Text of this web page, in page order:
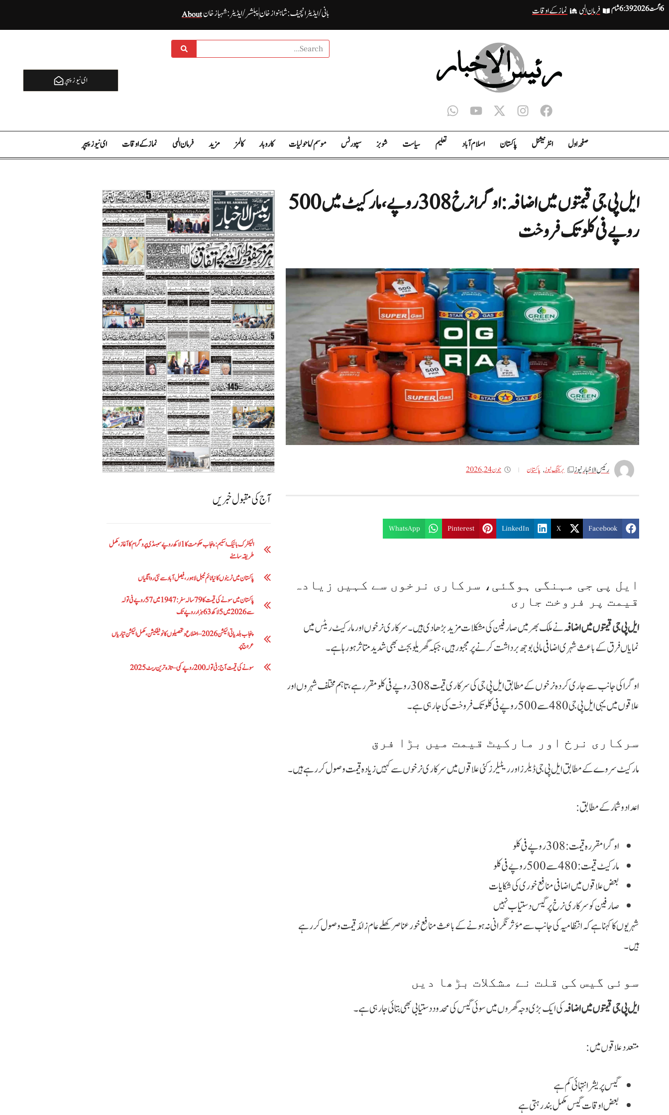
6 اگست 2026 6:39 شام فرمان الہی نماز کے اوقات بانی / ایڈیٹرانچیف : شاہنواز خانپبلشر/ ایڈیٹر : شہباز خانAbout
ای نيوز پیپر
صفحہ اول انٹر نیشنل پاکستان اسلام آباد تعلیم سیاست شوبز سپورٹس موسم / ما حولیات کاروبار کالمز مزید فرمان الہی نماز کے اوقات ای نيوز پیپر
ایل پی جی قیمتوں میں اضافہ: اوگرا نرخ 308 روپے، مارکیٹ میں 500
روپے فی کلو تک فروخت
رئیس الاخبار نیوز بریکنگ نیوز, پاکستان جون 24, 2026
Facebook
X
LinkedIn
Pinterest
WhatsApp
ایل پی جی مہنگی ہوگئی، سرکاری نرخوں سے کہیں زیادہ
قیمت پر فروخت جاری
ایل پی جی قیمتوں میں اضافہنے ملک بھر میں صارفین کی مشکلات مزید بڑھا دی ہیں۔ سرکاری نرخوں اور مارکیٹ ریٹس میں
نمایاں فرق کے باعث شہری اضافی مالی بوجھ برداشت کرنے پر مجبور ہیں، جبکہ گھریلو بجٹ بھی شدید متاثر ہو رہا ہے۔
اوگرا کی جانب سے جاری کردہ نرخوں کے مطابق ایل پی جی کی سرکاری قیمت 308 روپے فی کلو مقرر ہے، تاہم مختلف شہروں اور
علاقوں میں یہی ایل پی جی 480 سے 500 روپے فی کلو تک فروخت کی جا رہی ہے۔
سرکاری نرخ اور مارکیٹ قیمت میں بڑا فرق
مارکیٹ سروے کے مطابق ایل پی جی ڈیلرز اور ریٹیلرز کئی علاقوں میں سرکاری نرخوں سے کہیں زیادہ قیمت وصول کر رہے ہیں۔
اعداد و شمار کے مطابق:
اوگرا مقررہ قیمت: 308 روپے فی کلو
مارکیٹ قیمت: 480 سے 500 روپے فی کلو
بعض علاقوں میں اضافی منافع خوری کی شکایات
صارفین کو سرکاری نرخ پر گیس دستیاب نہیں
شہریوں کا کہنا ہے کہ انتظامیہ کی جانب سے مؤثر نگرانی نہ ہونے کے باعث منافع خور عناصر کھلے عام زائد قیمت وصول کر رہے
ہیں۔
سوئی گیس کی قلت نے مشکلات بڑھا دیں
ایل پی جی قیمتوں میں اضافہکی ایک بڑی وجہ گھروں میں سوئی گیس کی محدود دستیابی بھی بتائی جا رہی ہے۔
متعدد علاقوں میں:
گیس پریشر انتہائی کم ہے
بعض اوقات گیس مکمل بند رہتی ہے
آج کی مقبول خبریں
الیکٹرک بائیک اسکیم: پنجاب حکومت کا1 لاکھ روپے سبسڈی پروگرام کا آغاز ،مکمل
طریقہ سامنے
پاکستان میں ٹرینوں کا نیا ٹائم ٹیبل لاہور، فیصل آباد سے نئی روانگیاں
پاکستان میں سونے کی قیمت کا 79 سالہ سفر: 1947 میں 57 روپے فی تولہ
سے 2026 میں 5 لاکھ 63 ہزار روپے تک
پنجاب بلدیاتی الیکشن 2026 – اضلاع و تحصیلوں کا نوٹیفکیشن، مکمل الیکشن تیاریاں
عروج پر
سونے کی قیمت آج: فی تولہ 200 روپے کمی – تازہ ترین ریٹ 2025